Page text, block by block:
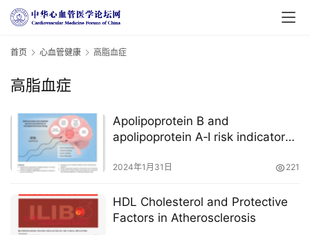
首
医
首页 心血管健康 高脂血症
高脂血症
Apolipoprotein B and
apolipoprotein A‐I risk indicators
2024年1月31日 221
HDL Cholesterol and Protective
Factors in Atherosclerosis